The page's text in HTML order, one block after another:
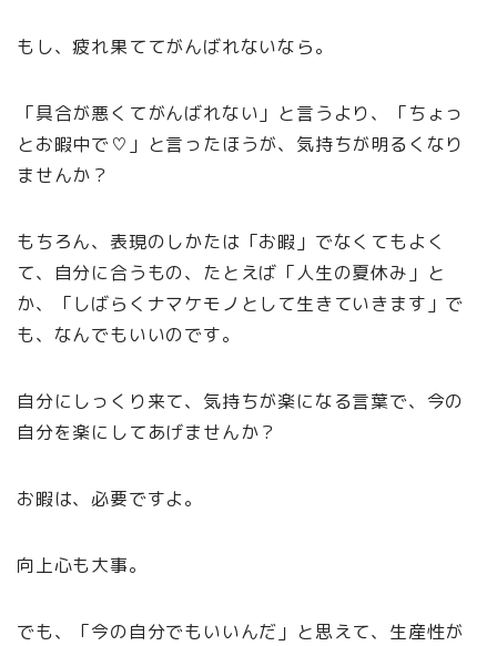
もし、疲れ果ててがんばれないなら。
「具合が悪くてがんばれない」と言うより、「ちょっ
とお暇中で♡」と言ったほうが、気持ちが明るくなり
ませんか？
もちろん、表現のしかたは「お暇」でなくてもよく
て、自分に合うもの、たとえば「人生の夏休み」と
か、「しばらくナマケモノとして生きていきます」で
も、なんでもいいのです。
自分にしっくり来て、気持ちが楽になる言葉で、今の
自分を楽にしてあげませんか？
お暇は、必要ですよ。
向上心も大事。
でも、「今の自分でもいいんだ」と思えて、生産性が